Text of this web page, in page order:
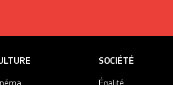
SOCIÉTÉ